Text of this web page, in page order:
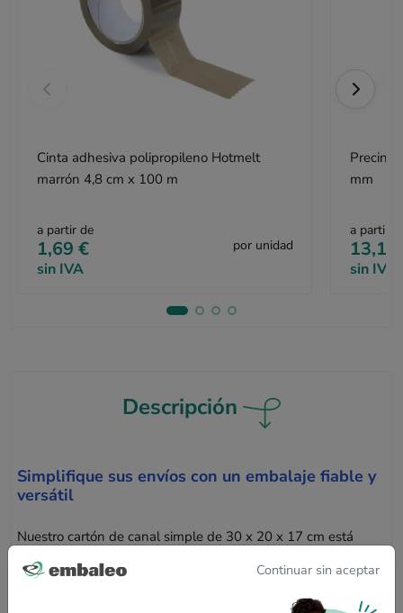
Cinta adhesiva polipropileno Hotmelt
marrón 4,8 cm x 100 m
a partir de
1,69 €
sin IVA
por unidad
mm
a partir
13,15
sin IVA
Descripción
Simplifique sus envíos con un embalaje fiable y
versátil
Nuestro cartón de canal simple de 30 x 20 x 17 cm está
diseñado para proteger eficazmente sus pequeños productos
durante el transporte. Su robustez asegura una protección
óptima, mientras que su tamaño versátil se adapta a una
Continuar sin aceptar